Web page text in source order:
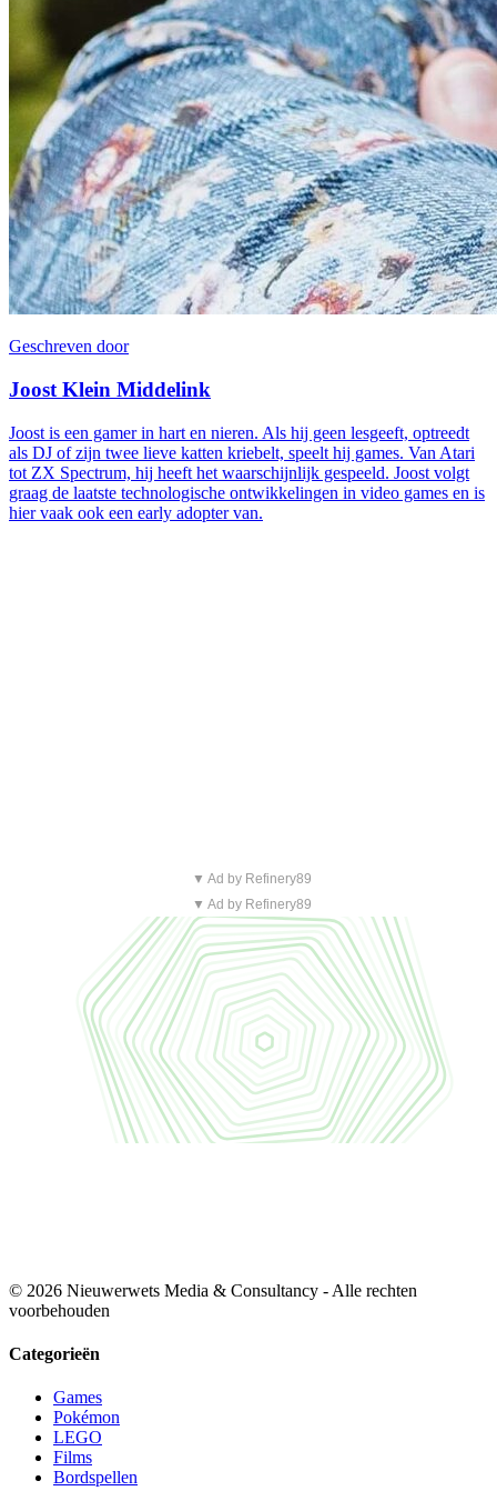
Geschreven door
Joost Klein Middelink
Joost is een gamer in hart en nieren. Als hij geen lesgeeft, optreedt
als DJ of zijn twee lieve katten kriebelt, speelt hij games. Van Atari
tot ZX Spectrum, hij heeft het waarschijnlijk gespeeld. Joost volgt
graag de laatste technologische ontwikkelingen in video games en is
hier vaak ook een early adopter van.
▼ Ad by Refinery89
▼ Ad by Refinery89
© 2026 Nieuwerwets Media & Consultancy - Alle rechten
voorbehouden
Categorieën
Games
Pokémon
LEGO
Films
Bordspellen